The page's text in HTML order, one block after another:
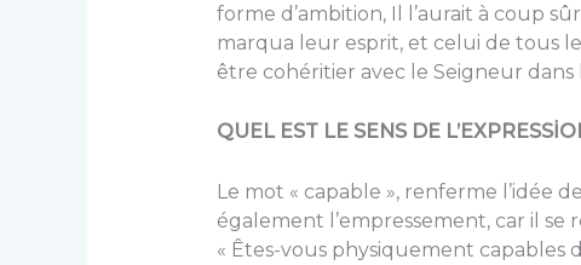
forme d’ambition, Il l’aurait à coup
marqua leur esprit, et celui de tous
être cohéritier avec le Seigneur dans
QUEL EST LE SENS DE
Le mot « capable », renferme l’idée
également l’empressement, car il se
« Êtes-vous physiquement capables